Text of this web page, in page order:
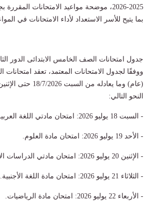
2025-2026، موضحة مواعيد الامتحانات
بما يتيح للأسر الاستعداد لأداء الامتحانات في
جدول امتحانات الصف الخامس الابتدائى الدور الثانى
ووفقًا لجدول الامتحانات المعتمد، تعقد
النحو التالي:
- السبت 18 يوليو 2026: امتحان مادتي اللغة العربية والتربية الدينية.
- الأحد 19 يوليو 2026: امتحان مادة العلوم.
- الإثنين 20 يوليو 2026: امتحان مادتي الدراسات الاجتماعية، وICT.
- الثلاثاء 21 يوليو 2026: امتحان مادة اللغة الأجنبية.
- الأربعاء 22 يوليو 2026: امتحان مادة الرياضيات.